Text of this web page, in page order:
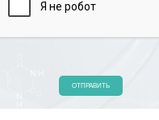
ОТПРАВИТЬ